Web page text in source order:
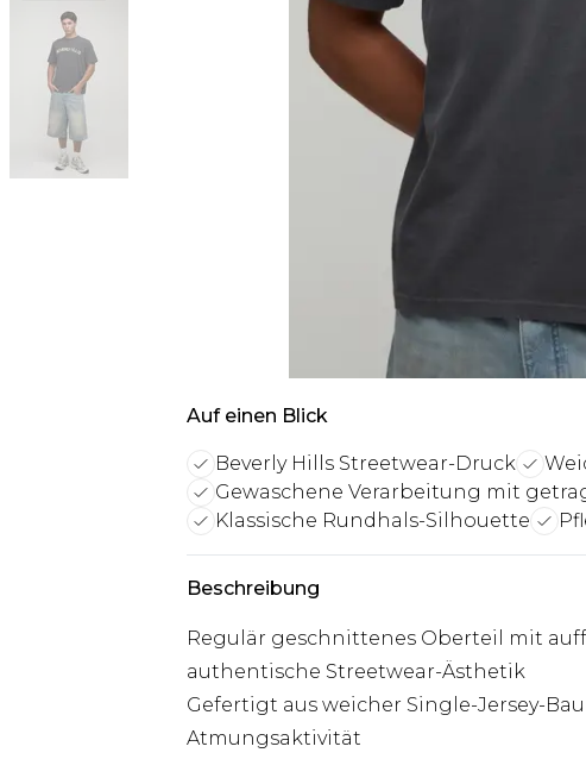
Auf einen Blick
Beverly Hills Streetwear-Druck
Gewaschene Verarbeitung mit
Klassische Rundhals-Silhouette
Beschreibung
Regulär geschnittenes Oberteil mit
authentische Streetwear-Ästhetik
Gefertigt aus weicher Single-Jersey-
Atmungsaktivität